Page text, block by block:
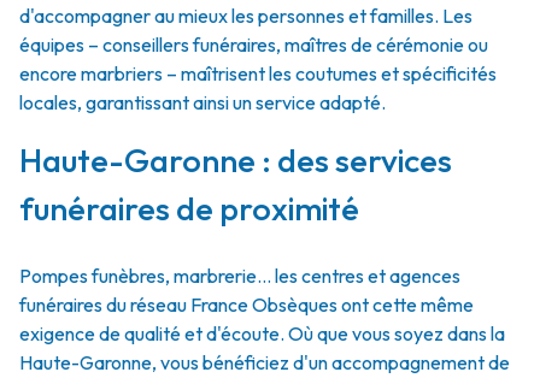
d'accompagner au mieux les personnes et familles. Les
équipes – conseillers funéraires, maîtres de cérémonie ou
encore marbriers – maîtrisent les coutumes et spécificités
locales, garantissant ainsi un service adapté.
Haute-Garonne : des services
funéraires de proximité
Pompes funèbres, marbrerie… les centres et agences
funéraires du réseau France Obsèques ont cette même
exigence de qualité et d'écoute. Où que vous soyez dans la
Haute-Garonne, vous bénéficiez d'un accompagnement de